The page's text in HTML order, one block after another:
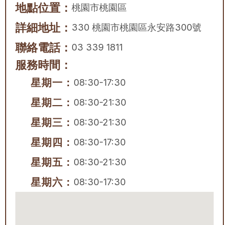
地點位置： 桃園市桃園區
詳細地址： 330 桃園市桃園區永安路300號
聯絡電話： 03 339 1811
服務時間：
星期一： 08:30-17:30
星期二： 08:30-21:30
星期三： 08:30-21:30
星期四： 08:30-17:30
星期五： 08:30-21:30
星期六： 08:30-17:30